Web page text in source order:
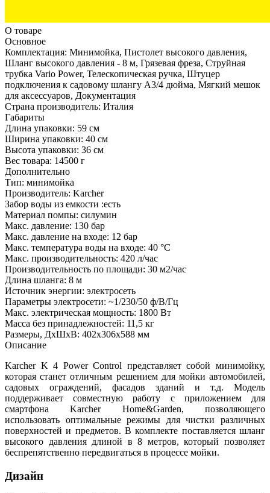
О товаре
Основное
Комплектация: Минимойка, Пистолет высокого давления,
Шланг высокого давления - 8 м, Грязевая фреза, Струйная
трубка Vario Power, Телескопическая ручка, Штуцер
подключения к садовому шлангу А3/4 дюйма, Мягкий мешок
для аксессуаров, Документация
Страна производитель: Италия
Габариты
Длина упаковки: 59 см
Ширина упаковки: 40 см
Высота упаковки: 36 см
Вес товара: 14500 г
Дополнительно
Тип: минимойка
Производитель: Karcher
Забор воды из емкости :есть
Материал помпы: силумин
Макс. давление: 130 бар
Макс. давление на входе: 12 бар
Макс. температура воды на входе: 40 °С
Макс. производительность: 420 л/час
Производительность по площади: 30 м2/час
Длина шланга: 8 м
Источник энергии: электросеть
Параметры электросети: ~1/230/50 ф/В/Гц
Макс. электрическая мощность: 1800 Вт
Масса без принадлежностей: 11,5 кг
Размеры, ДхШхВ: 402х306х588 мм
Описание
Karcher K 4 Power Control представляет собой минимойку,
которая станет отличным решением для мойки автомобилей,
садовых ограждений, фасадов зданий и т.д. Модель
поддерживает совместную работу с приложением для
смартфона Karcher Home&Garden, позволяющего
использовать оптимальные режимы для чистки различных
поверхностей и предметов. В комплекте поставляется шланг
высокого давления длиной в 8 метров, который позволяет
беспрепятственно передвигаться в процессе мойки.
Дизайн